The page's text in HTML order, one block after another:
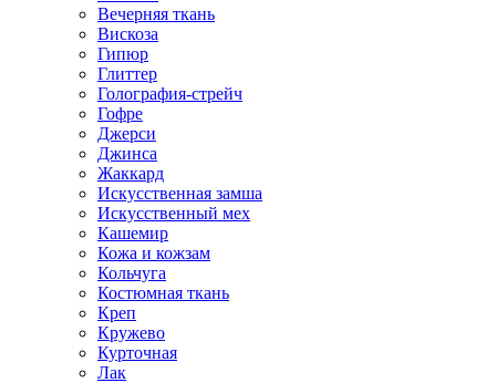
Вечерняя ткань
Вискоза
Гипюр
Глиттер
Голография-стрейч
Гофре
Джерси
Джинса
Жаккард
Искусственная замша
Искусственный мех
Кашемир
Кожа и кожзам
Кольчуга
Костюмная ткань
Креп
Кружево
Курточная
Лак